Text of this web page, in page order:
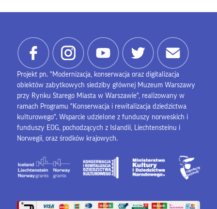
Projekt pn. "Modernizacja, konserwacja oraz digitalizacja
obiektów zabytkowych siedziby głównej Muzeum Warszawy
przy Rynku Starego Miasta w Warszawie", realizowany w
ramach Programu "Konserwacja i rewitalizacja dziedzictwa
kulturowego". Wsparcie udzielone z funduszy norweskich i
funduszy EOG, pochodzących z Islandii, Liechtensteinu i
Norwegii, oraz środków krajowych.